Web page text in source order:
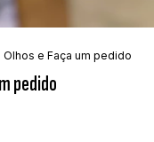
e Faça um pedido
pedido